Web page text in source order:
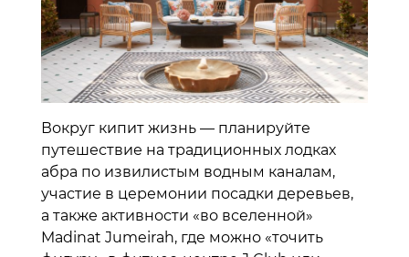
Вокруг кипит жизнь — планируйте
путешествие на традиционных лодках
абра по извилистым водным каналам,
участие в церемонии посадки деревьев,
а также активности «во вселенной»
Madinat Jumeirah, где можно «точить